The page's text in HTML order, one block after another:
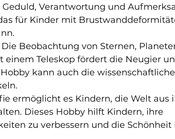
Verantwortung und
für Kinder mit
Die Beobachtung von Sternen,
einem Teleskop fördert die Neugier
kann auch die
ermöglicht es Kindern, die Welt aus
Dieses Hobby hilft Kindern, ihre
zu verbessern und die